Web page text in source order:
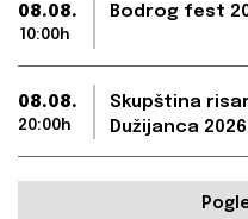
08.08.
10:00h
Bodrog fest
08.08.
20:00h
Skupština
Dužijanca